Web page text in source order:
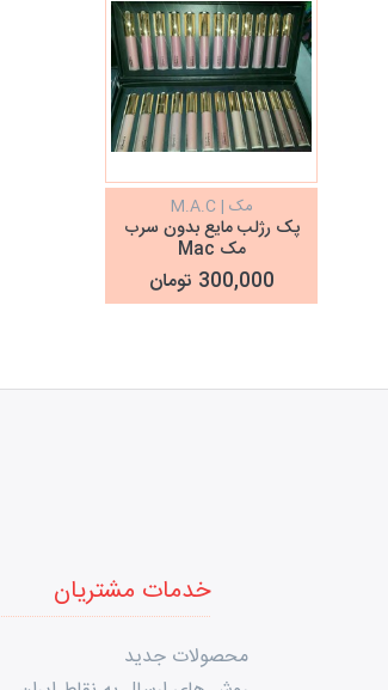
مک | M.A.C
پک رژلب مایع بدون سرب
مک Mac
300,000 تومان
خدمات مشتریان
محصولات جدید